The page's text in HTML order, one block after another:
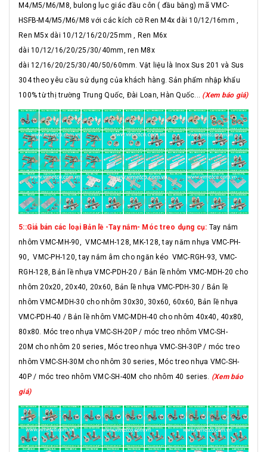
M4/M5/M6/M8, bulong lục giác đầu côn ( đầu bằng) mã VMC-
HSFB-M4/M5/M6/M8 với các kích cỡ Ren M4x dài 10/12/16mm ,
Ren M5x dài 10/12/16/20/25mm , Ren M6x
dài 10/12/16/20/25/30/40mm, ren M8x
dài 12/16/20/25/30/40/50/60mm. Vật liệu là Inox Sus 201 và Sus
304 theo yêu cầu sử dụng của khách hàng. Sản phẩm nhập khẩu
100% từ thị trường Trung Quốc, Đài Loan, Hàn Quốc... (Xem báo giá)
5::Giá bán các loại Bản lề -Tay nắm- Móc treo dụng cụ: Tay nắm
nhôm VMC-MH-90, VMC-MH-128, MK-128, tay năm nhựa VMC-PH-
90, VMC-PH-120, tay nắm âm cho ngăn kéo VMC-RGH-93, VMC-
RGH-128, Bản lề nhựa VMC-PDH-20 / Bản lề nhôm VMC-MDH-20 cho
nhôm 20x20, 20x40, 20x60, Bản lề nhựa VMC-PDH-30 / Bản lề
nhôm VMC-MDH-30 cho nhôm 30x30, 30x60, 60x60, Bản lề nhựa
VMC-PDH-40 / Bản lề nhôm VMC-MDH-40 cho nhôm 40x40, 40x80,
80x80. Móc treo nhựa VMC-SH-20P / móc treo nhôm VMC-SH-
20M cho nhôm 20 series, Móc treo nhựa VMC-SH-30P / móc treo
nhôm VMC-SH-30M cho nhôm 30 series, Móc treo nhựa VMC-SH-
40P / móc treo nhôm VMC-SH-40M cho nhôm 40 series. (Xem báo
giá)